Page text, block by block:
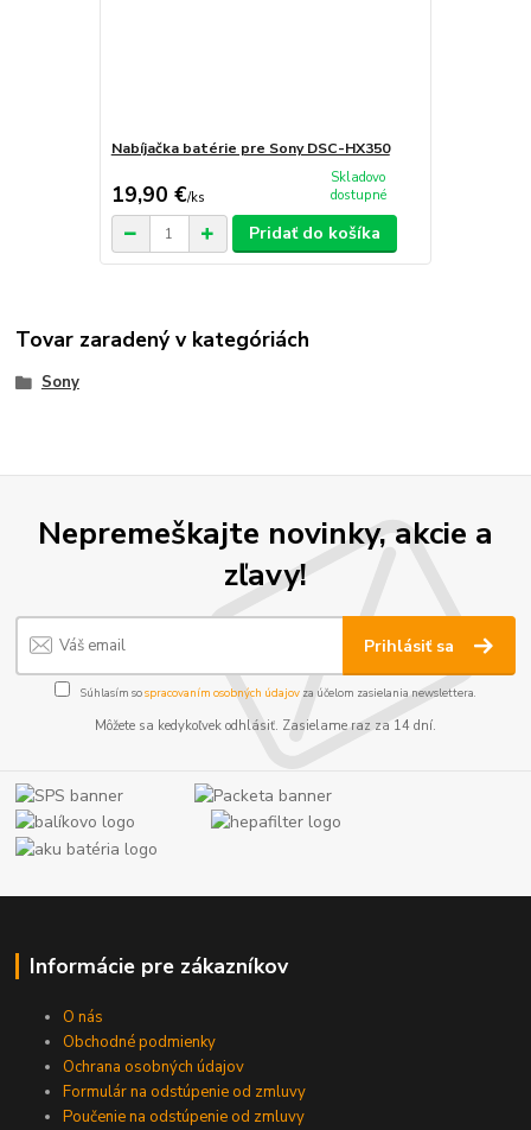
Nabíjačka batérie pre Sony DSC-HX350
19,90 €/ks
Skladovo
dostupné
Pridať do košíka
Tovar zaradený v kategóriách
Sony
Nepremeškajte novinky, akcie a
zľavy!
Prihlásiť sa
Súhlasím sospracovaním osobných údajov za účelom zasielania newslettera.
Môžete sa kedykoľvek odhlásiť. Zasielame raz za 14 dní.
Informácie pre zákazníkov
O nás
Obchodné podmienky
Ochrana osobných údajov
Formulár na odstúpenie od zmluvy
Poučenie na odstúpenie od zmluvy